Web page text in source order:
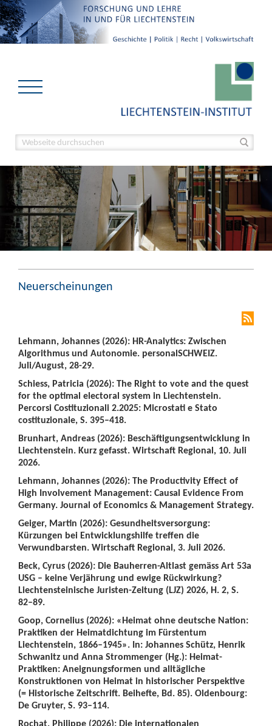
Neuerscheinungen
Lehmann, Johannes (2026): HR-Analytics: Zwischen
Algorithmus und Autonomie. personalSCHWEIZ.
Juli/August, 28-29.
Schiess, Patricia (2026): The Right to vote and the quest
for the optimal electoral system in Liechtenstein.
Percorsi Costituzionali 2.2025: Microstati e Stato
costituzionale, S. 395–418.
Brunhart, Andreas (2026): Beschäftigungsentwicklung in
Liechtenstein. Kurz gefasst. Wirtschaft Regional, 10. Juli
2026.
Lehmann, Johannes (2026): The Productivity Effect of
High Involvement Management: Causal Evidence From
Germany. Journal of Economics & Management Strategy.
Geiger, Martin (2026): Gesundheitsversorgung:
Kürzungen bei Entwicklungshilfe treffen die
Verwundbarsten. Wirtschaft Regional, 3. Juli 2026.
Beck, Cyrus (2026): Die Bauherren-Altlast gemäss Art 53a
USG – keine Verjährung und ewige Rückwirkung?
Liechtensteinische Juristen-Zeitung (LJZ) 2026, H. 2, S.
82–89.
Goop, Cornelius (2026): «Heimat ohne deutsche Nation:
Praktiken der Heimatdichtung im Fürstentum
Liechtenstein, 1866–1945». In: Johannes Schütz, Henrik
Schwanitz und Anna Strommenger (Hg.): Heimat-
Praktiken: Aneignungsformen und alltägliche
Konstruktionen von Heimat in historischer Perspektive
(= Historische Zeitschrift. Beihefte, Bd. 85). Oldenbourg:
De Gruyter, S. 93–114.
Rochat, Philippe (2026): Die internationalen